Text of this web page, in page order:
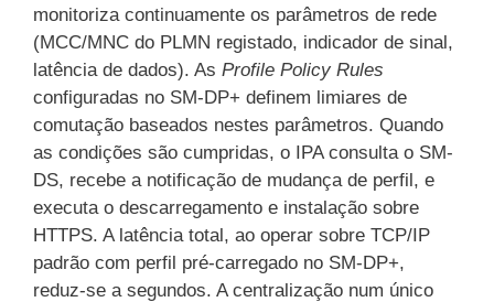
monitoriza continuamente os parâmetros de rede
(MCC/MNC do PLMN registado, indicador de sinal,
latência de dados). As Profile Policy Rules
configuradas no SM-DP+ definem limiares de
comutação baseados nestes parâmetros. Quando
as condições são cumpridas, o IPA consulta o SM-
DS, recebe a notificação de mudança de perfil, e
executa o descarregamento e instalação sobre
HTTPS. A latência total, ao operar sobre TCP/IP
padrão com perfil pré-carregado no SM-DP+,
reduz-se a segundos. A centralização num único